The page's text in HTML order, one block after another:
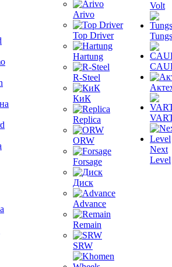
Arivo
Top Driver
Hartung
R-Steel
КиК
Replica
ORW
Forsage
Диск
Advance
Remain
SRW
Volt
Next
Level